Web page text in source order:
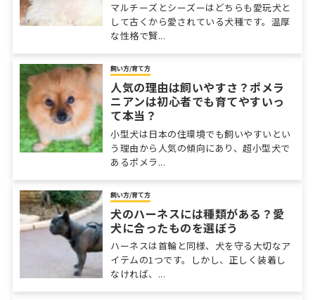
マルチーズとシーズーはどちらも愛玩犬と
して古くから愛されている犬種です。温厚
な性格で賢...
飼い方/育て方
人気の理由は飼いやすさ？ポメラ
ニアンは初心者でも育てやすいっ
て本当？
小型犬は日本の住環境でも飼いやすいとい
う理由から人気の傾向にあり、超小型犬で
あるポメラ...
飼い方/育て方
犬のハーネスには種類がある？愛
犬に合ったものを選ぼう
ハーネスは首輪と同様、犬を守る大切なア
イテムの1つです。しかし、正しく装着し
なければ、...